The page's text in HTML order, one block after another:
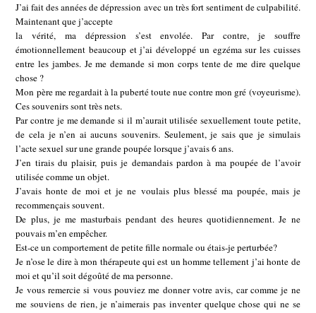
J’ai fait des années de dépression avec un très fort sentiment de culpabilité.
Maintenant que j’accepte
la vérité, ma dépression s’est envolée. Par contre, je souffre
émotionnellement beaucoup et j’ai développé un egzéma sur les cuisses
entre les jambes. Je me demande si mon corps tente de me dire quelque
chose ?
Mon père me regardait à la puberté toute nue contre mon gré (voyeurisme).
Ces souvenirs sont très nets.
Par contre je me demande si il m’aurait utilisée sexuellement toute petite,
de cela je n’en ai aucuns souvenirs. Seulement, je sais que je simulais
l’acte sexuel sur une grande poupée lorsque j’avais 6 ans.
J’en tirais du plaisir, puis je demandais pardon à ma poupée de l’avoir
utilisée comme un objet.
J’avais honte de moi et je ne voulais plus blessé ma poupée, mais je
recommençais souvent.
De plus, je me masturbais pendant des heures quotidiennement. Je ne
pouvais m’en empêcher.
Est-ce un comportement de petite fille normale ou étais-je perturbée?
Je n’ose le dire à mon thérapeute qui est un homme tellement j’ai honte de
moi et qu’il soit dégoûté de ma personne.
Je vous remercie si vous pouviez me donner votre avis, car comme je ne
me souviens de rien, je n’aimerais pas inventer quelque chose qui ne se